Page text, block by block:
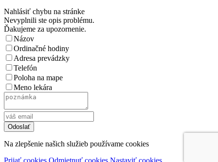
Nahlásiť chybu na stránke
Nevyplnili ste opis problému.
Ďakujeme za upozornenie.
Názov
Ordinačné hodiny
Adresa prevádzky
Telefón
Poloha na mape
Meno lekára
Na zlepšenie našich služieb používame cookies